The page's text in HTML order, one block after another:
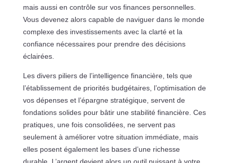
mais aussi en contrôle sur vos finances personnelles.
Vous devenez alors capable de naviguer dans le monde
complexe des investissements avec la clarté et la
confiance nécessaires pour prendre des décisions
éclairées.
Les divers piliers de l’intelligence financière, tels que
l’établissement de priorités budgétaires, l’optimisation de
vos dépenses et l’épargne stratégique, servent de
fondations solides pour bâtir une stabilité financière. Ces
pratiques, une fois consolidées, ne servent pas
seulement à améliorer votre situation immédiate, mais
elles posent également les bases d’une richesse
durable. L’argent devient alors un outil puissant à votre